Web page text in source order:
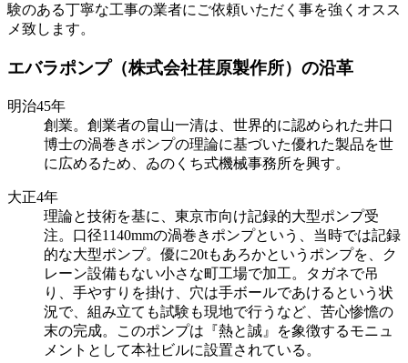
験のある丁寧な工事の業者にご依頼いただく事を強くオスス
メ致します。
エバラポンプ（株式会社荏原製作所）の沿革
明治45年
創業。創業者の畠山一清は、世界的に認められた井口
博士の渦巻きポンプの理論に基づいた優れた製品を世
に広めるため、ゐのくち式機械事務所を興す。
大正4年
理論と技術を基に、東京市向け記録的大型ポンプ受
注。口径1140mmの渦巻きポンプという、当時では記録
的な大型ポンプ。優に20tもあろかというポンプを、ク
レーン設備もない小さな町工場で加工。タガネで吊
り、手やすりを掛け、穴は手ボールであけるという状
況で、組み立ても試験も現地で行うなど、苦心惨憺の
末の完成。このポンプは『熱と誠』を象徴するモニュ
メントとして本社ビルに設置されている。